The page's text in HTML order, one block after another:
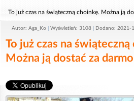
To już czas na świąteczną choinkę. Można ją
Autor: Aga_Ko Wyświetleń: 3108 Dodano: 2021-
To już czas na świąteczną
Można ją dostać za darmo